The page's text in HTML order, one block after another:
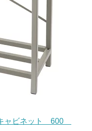
ャビネット 600